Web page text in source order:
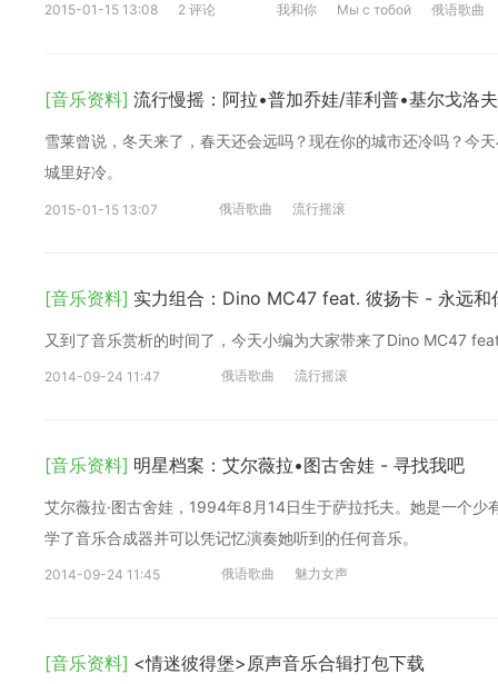
2015-01-15 13:08 2 评论 我和你 Мы с тобой 俄语歌曲
[音乐资料] 流行慢摇：阿拉•普加乔娃/菲利普•基尔戈洛
雪莱曾说，冬天来了，春天还会远吗？现在你的城市还冷吗？今
城里好冷。
2015-01-15 13:07 俄语歌曲 流行摇滚
[音乐资料] 实力组合：Dino MC47 feat. 彼扬卡 - 永远和
又到了音乐赏析的时间了，今天小编为大家带来了Dino MC47
2014-09-24 11:47 俄语歌曲 流行摇滚
[音乐资料] 明星档案：艾尔薇拉•图古舍娃 - 寻找我吧
艾尔薇拉·图古舍娃，1994年8月14日生于萨拉托夫。她是一个
学了音乐合成器并可以凭记忆演奏她听到的任何音乐。
2014-09-24 11:45 俄语歌曲 魅力女声
[音乐资料] <情迷彼得堡>原声音乐合辑打包下载